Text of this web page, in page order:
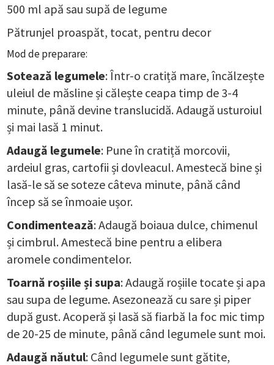
500 ml apă sau supă de legume
Pătrunjel proaspăt, tocat, pentru decor
Mod de preparare:
Sotează legumele: Într-o cratiță mare, încălzește
uleiul de măsline și călește ceapa timp de 3-4
minute, până devine translucidă. Adaugă usturoiul
și mai lasă 1 minut.
Adaugă legumele: Pune în cratiță morcovii,
ardeiul gras, cartofii și dovleacul. Amestecă bine și
lasă-le să se soteze câteva minute, până când
încep să se înmoaie ușor.
Condimentează: Adaugă boiaua dulce, chimenul
și cimbrul. Amestecă bine pentru a elibera
aromele condimentelor.
Toarnă roșiile și supa: Adaugă roșiile tocate și apa
sau supa de legume. Asezonează cu sare și piper
după gust. Acoperă și lasă să fiarbă la foc mic timp
de 20-25 de minute, până când legumele sunt moi.
Adaugă năutul: Când legumele sunt gătite,